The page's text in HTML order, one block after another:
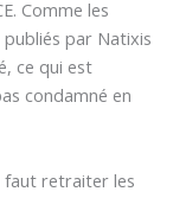
Comme les
par Natixis
ce qui est
condamné en
faut retraiter les